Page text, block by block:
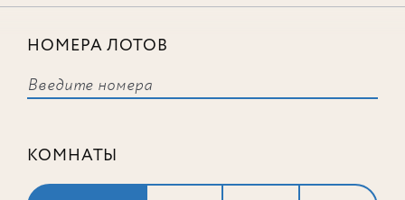
НОМЕРА ЛОТОВ
КОМНАТЫ
соответствует ни одного лота